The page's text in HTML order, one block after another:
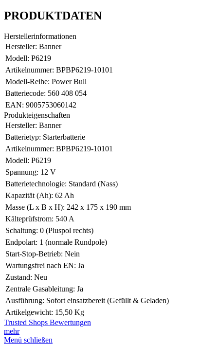
PRODUKTDATEN
Herstellerinformationen
Hersteller: Banner
Modell: P6219
Artikelnummer: BPBP6219-10101
Modell-Reihe: Power Bull
Batteriecode: 560 408 054
EAN: 9005753060142
Produkteigenschaften
Hersteller: Banner
Batterietyp: Starterbatterie
Artikelnummer: BPBP6219-10101
Modell: P6219
Spannung: 12 V
Batterietechnologie: Standard (Nass)
Kapazität (Ah): 62 Ah
Masse (L x B x H): 242 x 175 x 190 mm
Kälteprüfstrom: 540 A
Schaltung: 0 (Pluspol rechts)
Endpolart: 1 (normale Rundpole)
Start-Stop-Betrieb: Nein
Wartungsfrei nach EN: Ja
Zustand: Neu
Zentrale Gasableitung: Ja
Ausführung: Sofort einsatzbereit (Gefüllt & Geladen)
Artikelgewicht: 15,50 Kg
Trusted Shops Bewertungen
mehr
Menü schließen